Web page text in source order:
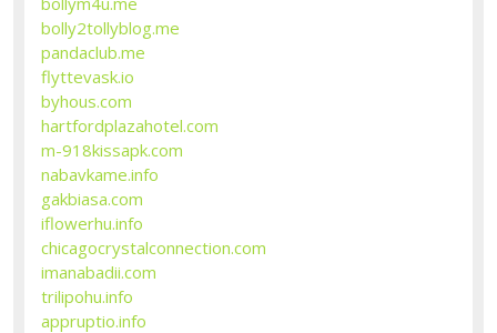
bolly2tollyblog.me
pandaclub.me
flyttevask.io
byhous.com
hartfordplazahotel.com
m-918kissapk.com
nabavkame.info
gakbiasa.com
iflowerhu.info
chicagocrystalconnection.com
imanabadii.com
trilipohu.info
appruptio.info